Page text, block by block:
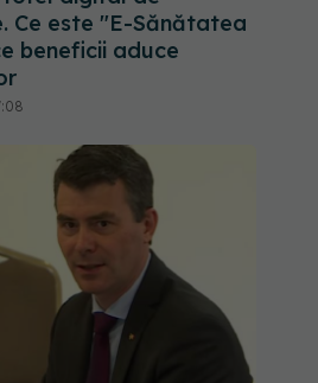
Ce este "E-Sănătatea
beneficii aduce